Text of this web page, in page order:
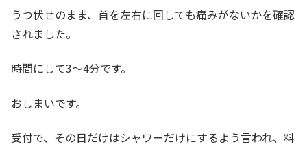
うつ伏せのまま、首を左右に回しても痛みがないかを確認
されました。
時間にして3～4分です。
おしまいです。
受付で、その日だけはシャワーだけにするよう言われ、料